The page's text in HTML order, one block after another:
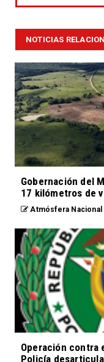
NOTICIAS
Gobernación del
17 kilómetros de
Atmósfera Nacional
Operación
Policía